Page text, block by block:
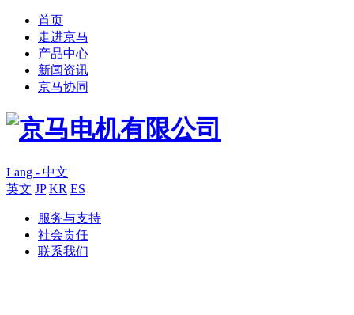
首页
走进京马
产品中心
新闻资讯
京马协同
Lang - 中文
英文 JP KR ES
服务与支持
社会责任
联系我们